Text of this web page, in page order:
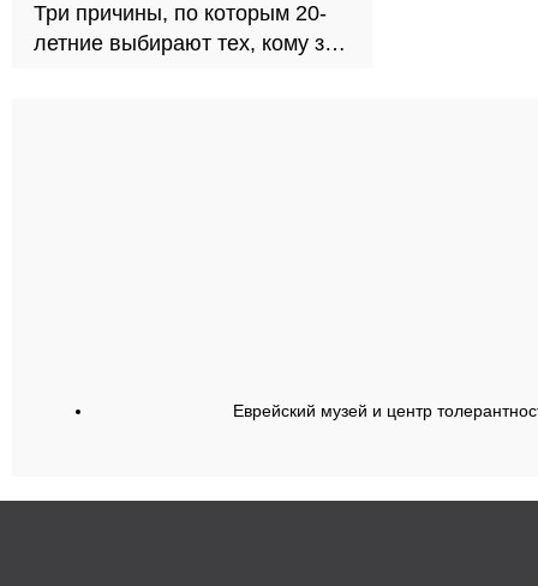
Три причины, по которым 20-
летние выбирают тех, кому за
Еврейский музей и центр